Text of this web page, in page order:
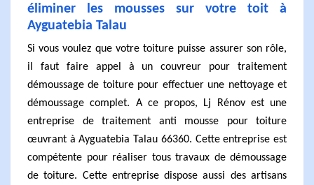
éliminer les mousses sur votre toit à
Ayguatebia Talau
Si vous voulez que votre toiture puisse assurer son rôle,
il faut faire appel à un couvreur pour traitement
démoussage de toiture pour effectuer une nettoyage et
démoussage complet. A ce propos, Lj Rénov est une
entreprise de traitement anti mousse pour toiture
œuvrant à Ayguatebia Talau 66360. Cette entreprise est
compétente pour réaliser tous travaux de démoussage
de toiture. Cette entreprise dispose aussi des artisans